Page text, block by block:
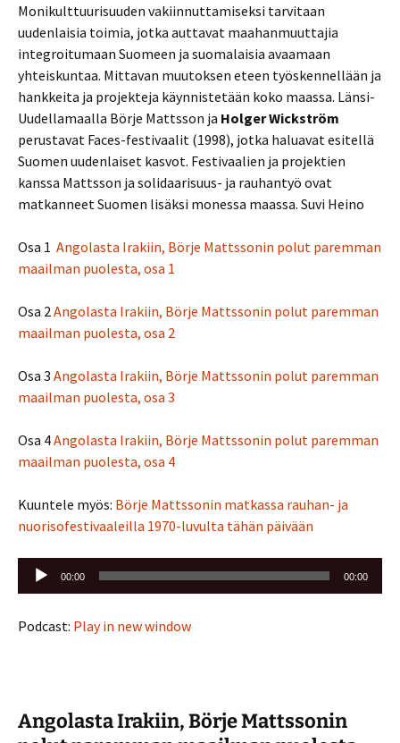
Monikulttuurisuuden vakiinnuttamiseksi tarvitaan
uudenlaisia toimia, jotka auttavat maahanmuuttajia
integroitumaan Suomeen ja suomalaisia avaamaan
yhteiskuntaa. Mittavan muutoksen eteen työskennellään ja
hankkeita ja projekteja käynnistetään koko maassa. Länsi-
Uudellamaalla Börje Mattsson ja Holger Wickström
perustavat Faces-festivaalit (1998), jotka haluavat esitellä
Suomen uudenlaiset kasvot. Festivaalien ja projektien
kanssa Mattsson ja solidaarisuus- ja rauhantyö ovat
matkanneet Suomen lisäksi monessa maassa. Suvi Heino
Osa 1 Angolasta Irakiin, Börje Mattssonin polut paremman
maailman puolesta, osa 1
Osa 2Angolasta Irakiin, Börje Mattssonin polut paremman
maailman puolesta, osa 2
Osa 3 Angolasta Irakiin, Börje Mattssonin polut paremman
maailman puolesta, osa 3
Osa 4Angolasta Irakiin, Börje Mattssonin polut paremman
maailman puolesta, osa 4
Kuuntele myös: Börje Mattssonin matkassa rauhan- ja
nuorisofestivaaleilla 1970-luvulta tähän päivään
Äänitoistin
00:00 00:00
Podcast: Play in new window
Angolasta Irakiin, Börje Mattssonin